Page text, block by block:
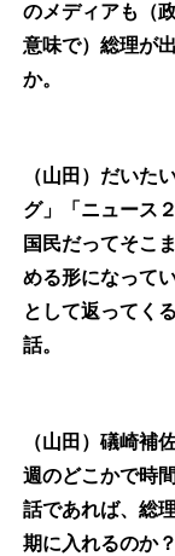
のメディアも（
意味で）総理が
か。
（山田）だいた
グ」「ニュース
国民だってそこ
める形になって
として返ってく
話。
（山田）礒崎補
週のどこかで時
話であれば、総
期に入れるのか？